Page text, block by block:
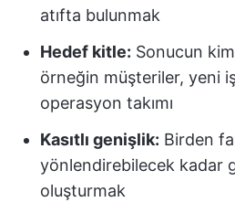
atıfta bulunmak
Hedef kitle: Sonucun
örneğin müşteriler, yeni
operasyon takımı
Kasıtlı genişlik: Birden
yönlendirebilecek kadar
oluşturmak